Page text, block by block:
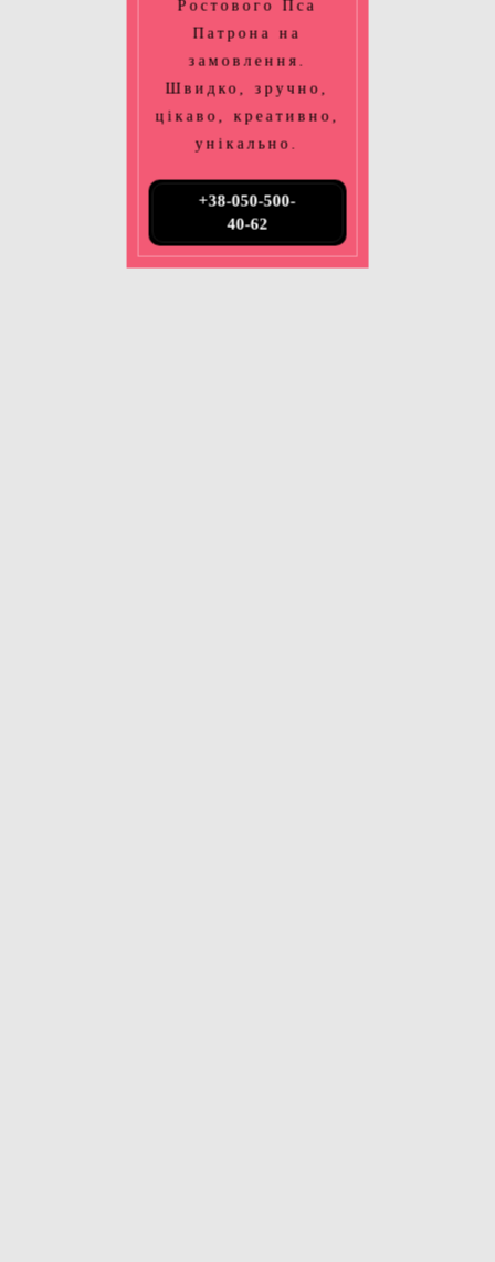
Ростового Пса
Патрона на
замовлення.
Швидко, зручно,
цікаво, креативно,
унікально.
+38-050-500-
40-62